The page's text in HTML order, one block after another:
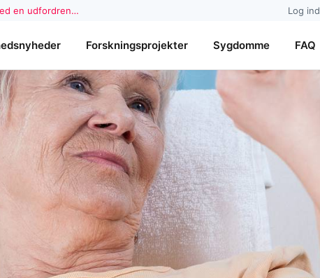
en udfordren… Log ind
Forskningsprojekter Sygdomme FAQ